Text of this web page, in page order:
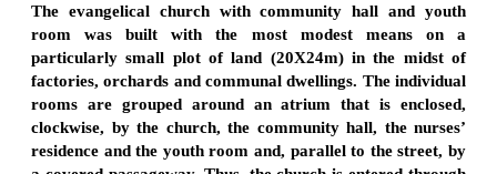
The evangelical church with community hall and youth
room was built with the most modest means on a
particularly small plot of land (20X24m) in the midst of
factories, orchards and communal dwellings. The individual
rooms are grouped around an atrium that is enclosed,
clockwise, by the church, the community hall, the nurses’
residence and the youth room and, parallel to the street, by